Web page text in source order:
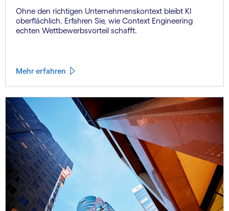
Ohne den richtigen Unternehmenskontext bleibt KI
oberflächlich. Erfahren Sie, wie Context Engineering
echten Wettbewerbsvorteil schafft.
Mehr erfahren